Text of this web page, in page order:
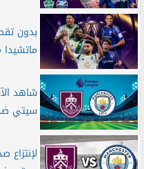
بدون
شاهد
سيتي
لإنتزاع